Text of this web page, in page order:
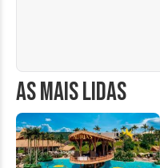
AS MAIS LIDAS